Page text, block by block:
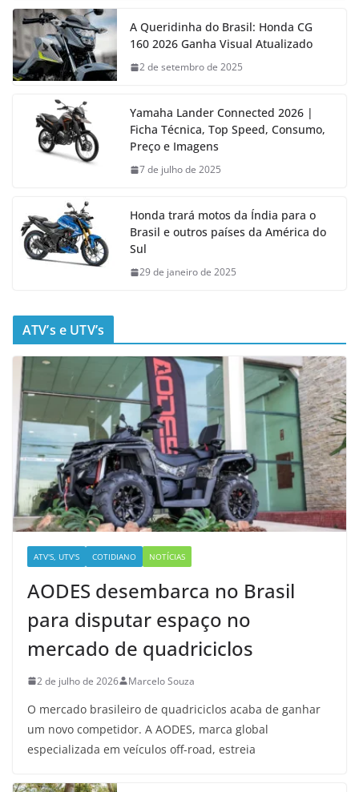
A Queridinha do Brasil: Honda CG
160 2026 Ganha Visual Atualizado
2 de setembro de 2025
Yamaha Lander Connected 2026 |
Ficha Técnica, Top Speed, Consumo,
Preço e Imagens
7 de julho de 2025
Honda trará motos da Índia para o
Brasil e outros países da América do
Sul
29 de janeiro de 2025
ATV’s e UTV’s
ATV'S, UTV'S COTIDIANO NOTÍCIAS
AODES desembarca no Brasil
para disputar espaço no
mercado de quadriciclos
2 de julho de 2026 Marcelo Souza
O mercado brasileiro de quadriciclos acaba de ganhar
um novo competidor. A AODES, marca global
especializada em veículos off-road, estreia